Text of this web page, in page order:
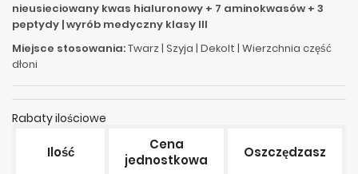
nieusieciowany kwas hialuronowy + 7 aminokwasów + 3
peptydy | wyrób medyczny klasy III
Miejsce stosowania:Twarz | Szyja | Dekolt | Wierzchnia część
dłoni
Rabaty ilościowe
Ilość
Cena
jednostkowa
Oszczędzasz